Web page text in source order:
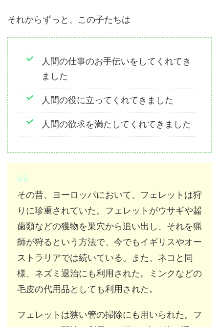
それからずっと、この子たちは
人間の仕事のお手伝いをしてくれてき
ました
人間の役に立ってくれてきました
人間の欲求を満たしてくれてきました
その昔、ヨーロッパにおいて、フェレットは狩
りに珍重されていた。フェレットがウサギや齧
歯類などの獲物を巣穴から追い出し、それを猟
師が狩るという方法で、今でもイギリスやオー
ストラリアでは続いている。また、ネコと同
様、ネズミ退治にも利用された。ミンクなどの
毛皮の代用品としても利用された。
フェレットは狭い管の掃除にも用いられた。フ